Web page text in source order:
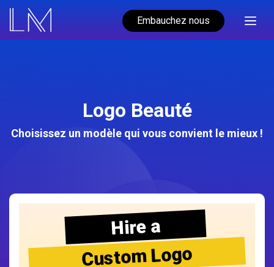
Embauchez nous
Logo Beauté
Choisissez un modèle qui vous convient le mieux !
Hire a
Custom Logo